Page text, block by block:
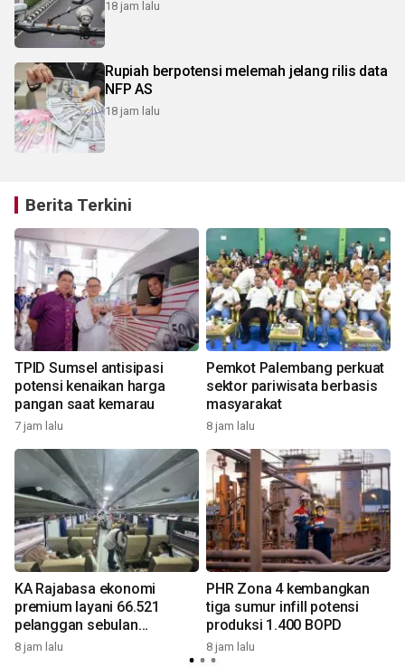
18 jam lalu
Rupiah berpotensi melemah jelang rilis data
NFP AS
18 jam lalu
Berita Terkini
TPID Sumsel antisipasi
potensi kenaikan harga
pangan saat kemarau
7 jam lalu
Pemkot Palembang perkuat
sektor pariwisata berbasis
masyarakat
8 jam lalu
KA Rajabasa ekonomi
premium layani 66.521
pelanggan sebulan
beroperasi
8 jam lalu
PHR Zona 4 kembangkan
tiga sumur infill potensi
produksi 1.400 BOPD
8 jam lalu